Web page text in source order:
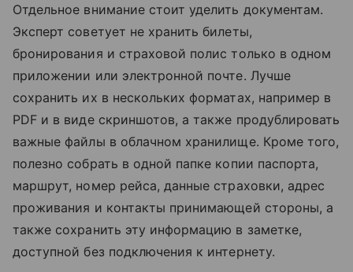
Отдельное внимание стоит уделить документам.
Эксперт советует не хранить билеты,
бронирования и страховой полис только в одном
приложении или электронной почте. Лучше
сохранить их в нескольких форматах, например в
PDF и в виде скриншотов, а также продублировать
важные файлы в облачном хранилище. Кроме того,
полезно собрать в одной папке копии паспорта,
маршрут, номер рейса, данные страховки, адрес
проживания и контакты принимающей стороны, а
также сохранить эту информацию в заметке,
доступной без подключения к интернету.